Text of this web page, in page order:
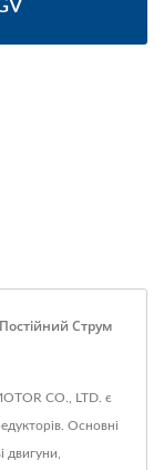
Струм
CO., LTD. є
Основні
двигуни,